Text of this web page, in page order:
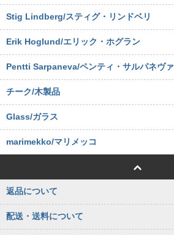
Stig Lindberg/スティグ・リンドベリ
Erik Hoglund/エリック・ホグラン
Pentti Sarpaneva/ペンティ・サルパネヴァ
チーク/木製品
Glass/ガラス
marimekko/マリメッコ
返品について
配送・送料について